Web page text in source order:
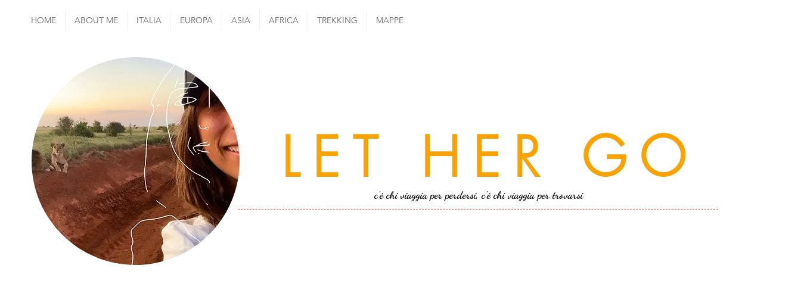
HOME ABOUT ME ITALIA EUROPA ASIA AFRICA TREKKING MAPPE
LET HER GO
c'è chi viaggia per perdersi, c'è chi viaggia per trovarsi